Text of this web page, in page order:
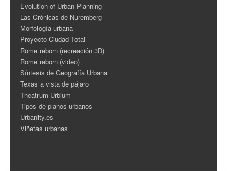
Evolution of Urban Planning
Las Crónicas de Nuremberg
Morfología urbana
Proyecto Ciudad Total
Rome reborn (recreación 3D)
Rome reborn (video)
Síntesis de Geografía Urbana
Texas a vista de pájaro
Theatrum Urbium
Tipos de planos urbanos
Urbanity.es
Viñetas urbanas